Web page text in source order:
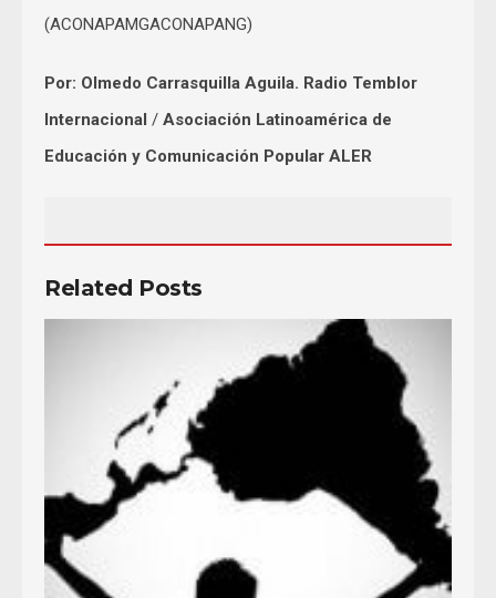
(ACONAPAMGACONAPANG)
Por: Olmedo Carrasquilla Aguila. Radio Temblor
Internacional / Asociación Latinoamérica de
Educación y Comunicación Popular ALER
Related Posts